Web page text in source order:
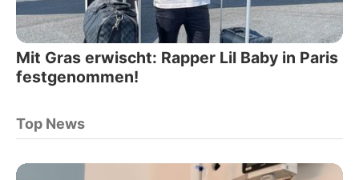
Mit Gras erwischt: Rapper Lil Baby in Paris
festgenommen!
Top News